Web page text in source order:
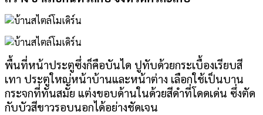
พื้นที่หน้าประตูซึ่งก็คือบันได ปูทับด้วยกระเบื้องเรียบสี
เทา ประตูใหญ่หน้าบ้านและหน้าต่าง เลือกใช้เป็นบาน
กระจกที่ทันสมัย แต่งขอบด้านในด้วยสีดำที่โดดเด่น ซึ่งตัด
กับบัวสีขาวรอบนอกได้อย่างชัดเจน